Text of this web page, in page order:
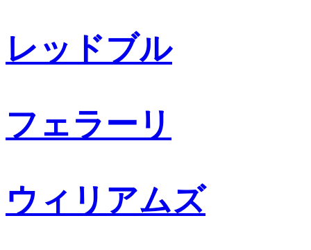
レッドブル
フェラーリ
ウィリアムズ